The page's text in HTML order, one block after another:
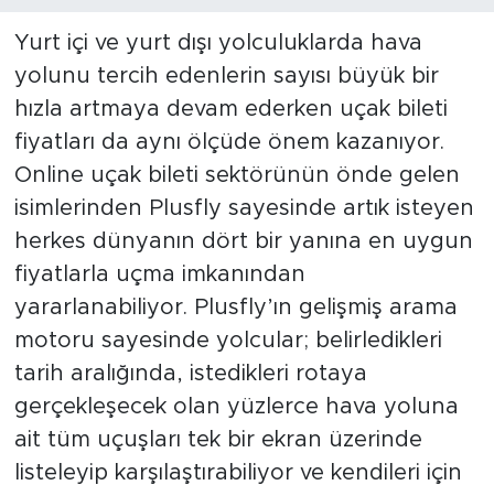
Yurt içi ve yurt dışı yolculuklarda hava
yolunu tercih edenlerin sayısı büyük bir
hızla artmaya devam ederken uçak bileti
fiyatları da aynı ölçüde önem kazanıyor.
Online uçak bileti sektörünün önde gelen
isimlerinden Plusfly sayesinde artık isteyen
herkes dünyanın dört bir yanına en uygun
fiyatlarla uçma imkanından
yararlanabiliyor. Plusfly’ın gelişmiş arama
motoru sayesinde yolcular; belirledikleri
tarih aralığında, istedikleri rotaya
gerçekleşecek olan yüzlerce hava yoluna
ait tüm uçuşları tek bir ekran üzerinde
listeleyip karşılaştırabiliyor ve kendileri için